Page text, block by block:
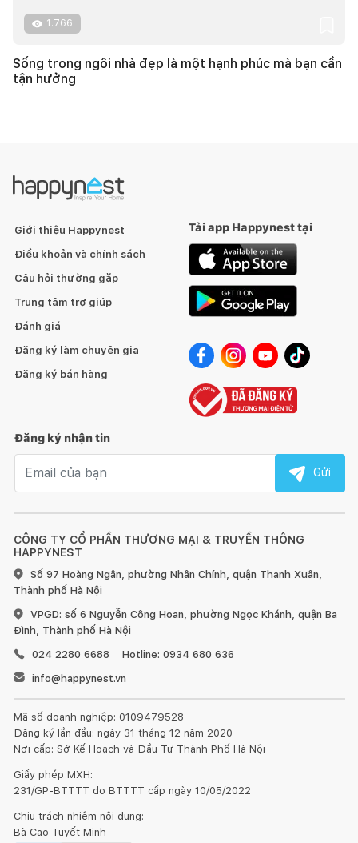
1.766
Sống trong ngôi nhà đẹp là một hạnh phúc mà bạn cần
tận hưởng
CÔNG TY CỔ PHẦN THƯƠNG MẠI & TRUYỀN THÔNG
HAPPYNEST
Số 97 Hoàng Ngân, phường Nhân Chính, quận Thanh Xuân,
Thành phố Hà Nội
VPGD: số 6 Nguyễn Công Hoan, phường Ngọc Khánh, quận Ba
Đình, Thành phố Hà Nội
024 2280 6688
Hotline: 0934 680 636
info@happynest.vn
Mã số doanh nghiệp: 0109479528
Đăng ký lần đầu: ngày 31 tháng 12 năm 2020
Nơi cấp: Sở Kế Hoạch và Đầu Tư Thành Phố Hà Nội
Giấy phép MXH:
231/GP-BTTTT do BTTTT cấp ngày 10/05/2022
Chịu trách nhiệm nội dung:
Bà Cao Tuyết Minh
Giới thiệu Happynest
Điều khoản và chính sách
Câu hỏi thường gặp
Trung tâm trợ giúp
Đánh giá
Đăng ký làm chuyên gia
Đăng ký bán hàng
Tải app Happynest tại
Đăng ký nhận tin
Gửi